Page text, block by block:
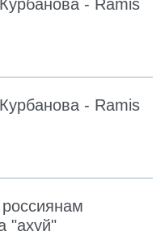
- Ramis
- Ramis
"ахуй"